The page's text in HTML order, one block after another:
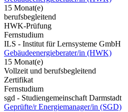
15 Monat(e)
berufsbegleitend
HWK-Prüfung
Fernstudium
ILS - Institut für Lernsysteme GmbH
Gebäudeenergieberater/in (HWK)
15 Monat(e)
Vollzeit und berufsbegleitend
Zertifikat
Fernstudium
sgd - Studiengemeinschaft Darmstadt
Geprüfte/r Energiemanager/in (SGD)